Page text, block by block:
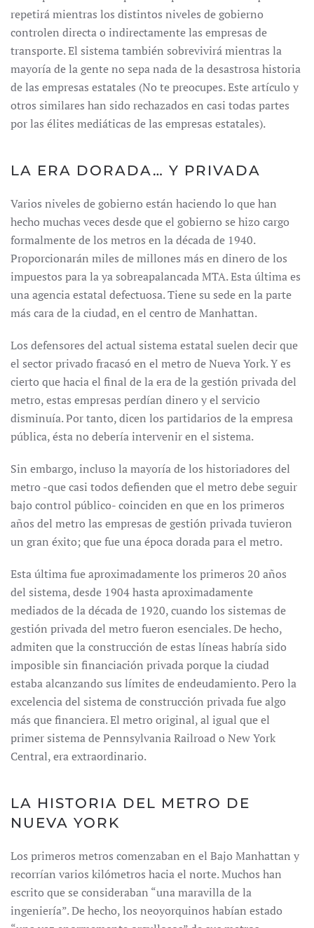
repetirá mientras los distintos niveles de gobierno
controlen directa o indirectamente las empresas de
transporte. El sistema también sobrevivirá mientras la
mayoría de la gente no sepa nada de la desastrosa historia
de las empresas estatales (No te preocupes. Este artículo y
otros similares han sido rechazados en casi todas partes
por las élites mediáticas de las empresas estatales).
LA ERA DORADA… Y PRIVADA
Varios niveles de gobierno están haciendo lo que han
hecho muchas veces desde que el gobierno se hizo cargo
formalmente de los metros en la década de 1940.
Proporcionarán miles de millones más en dinero de los
impuestos para la ya sobreapalancada MTA. Esta última es
una agencia estatal defectuosa. Tiene su sede en la parte
más cara de la ciudad, en el centro de Manhattan.
Los defensores del actual sistema estatal suelen decir que
el sector privado fracasó en el metro de Nueva York. Y es
cierto que hacia el final de la era de la gestión privada del
metro, estas empresas perdían dinero y el servicio
disminuía. Por tanto, dicen los partidarios de la empresa
pública, ésta no debería intervenir en el sistema.
Sin embargo, incluso la mayoría de los historiadores del
metro -que casi todos defienden que el metro debe seguir
bajo control público- coinciden en que en los primeros
años del metro las empresas de gestión privada tuvieron
un gran éxito; que fue una época dorada para el metro.
Esta última fue aproximadamente los primeros 20 años
del sistema, desde 1904 hasta aproximadamente
mediados de la década de 1920, cuando los sistemas de
gestión privada del metro fueron esenciales. De hecho,
admiten que la construcción de estas líneas habría sido
imposible sin financiación privada porque la ciudad
estaba alcanzando sus límites de endeudamiento. Pero la
excelencia del sistema de construcción privada fue algo
más que financiera. El metro original, al igual que el
primer sistema de Pennsylvania Railroad o New York
Central, era extraordinario.
LA HISTORIA DEL METRO DE
NUEVA YORK
Los primeros metros comenzaban en el Bajo Manhattan y
recorrían varios kilómetros hacia el norte. Muchos han
escrito que se consideraban “una maravilla de la
ingeniería”. De hecho, los neoyorquinos habían estado